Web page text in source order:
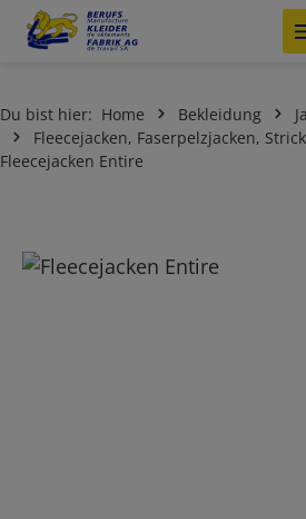
Zum Hauptinhalt springen
Du bist hier: Home Bekleidung
Fleecejacken, Faserpelzjacken,
Fleecejacken Entire
Bildergalerie überspringen